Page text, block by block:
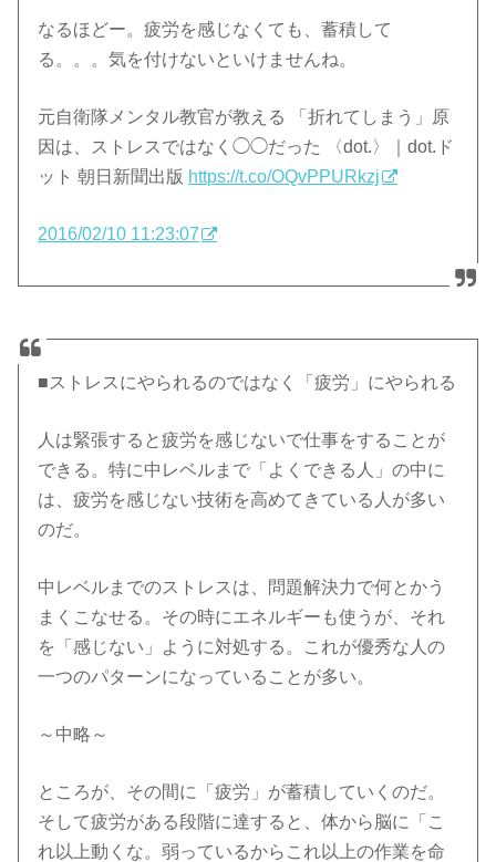
なるほどー。疲労を感じなくても、蓄積して
る。。。気を付けないといけませんね。
元自衛隊メンタル教官が教える 「折れてしまう」原
因は、ストレスではなく◯◯だった 〈dot.〉｜dot.ド
ット 朝日新聞出版 https://t.co/OQvPPURkzj
2016/02/10 11:23:07
■ストレスにやられるのではなく「疲労」にやられる
人は緊張すると疲労を感じないで仕事をすることが
できる。特に中レベルまで「よくできる人」の中に
は、疲労を感じない技術を高めてきている人が多い
のだ。
中レベルまでのストレスは、問題解決力で何とかう
まくこなせる。その時にエネルギーも使うが、それ
を「感じない」ように対処する。これが優秀な人の
一つのパターンになっていることが多い。
～中略～
ところが、その間に「疲労」が蓄積していくのだ。
そして疲労がある段階に達すると、体から脳に「こ
れ以上動くな。弱っているからこれ以上の作業を命